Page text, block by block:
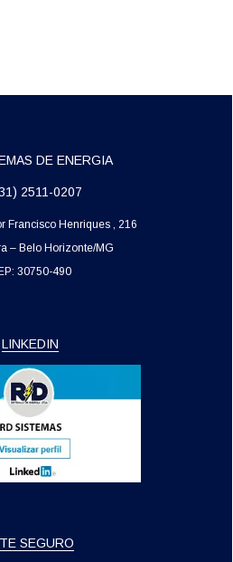
DE ENERGIA
2511-0207
Francisco Henriques , 216
– Belo Horizonte/MG
30750-490
LINKEDIN
SEGURO